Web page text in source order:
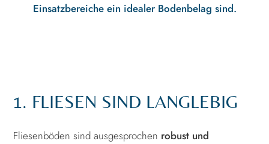
Einsatzbereiche ein idealer Bodenbelag sind.
1. FLIESEN SIND LANGLEBIG
Fliesenböden sind ausgesprochen robust und